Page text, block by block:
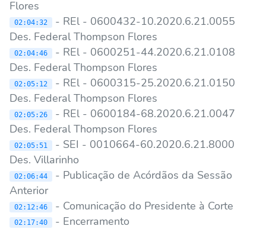
Flores
02:04:32
- REl - 0600432-10.2020.6.21.0055
Des. Federal Thompson Flores
02:04:46
- REl - 0600251-44.2020.6.21.0108
Des. Federal Thompson Flores
02:05:12
- REl - 0600315-25.2020.6.21.0150
Des. Federal Thompson Flores
02:05:26
- REl - 0600184-68.2020.6.21.0047
Des. Federal Thompson Flores
02:05:51
- SEI - 0010664-60.2020.6.21.8000
Des. Villarinho
02:06:44
- Publicação de Acórdãos da Sessão
Anterior
02:12:46 - Comunicação do Presidente à Corte
02:17:40 - Encerramento